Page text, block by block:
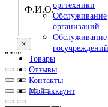
оргтехники
Обслуживание
организаций
Обслуживание
госучреждений
Товары
Отзывы
Контакты
Мой аккаунт
Ф.И.О.
×
""""